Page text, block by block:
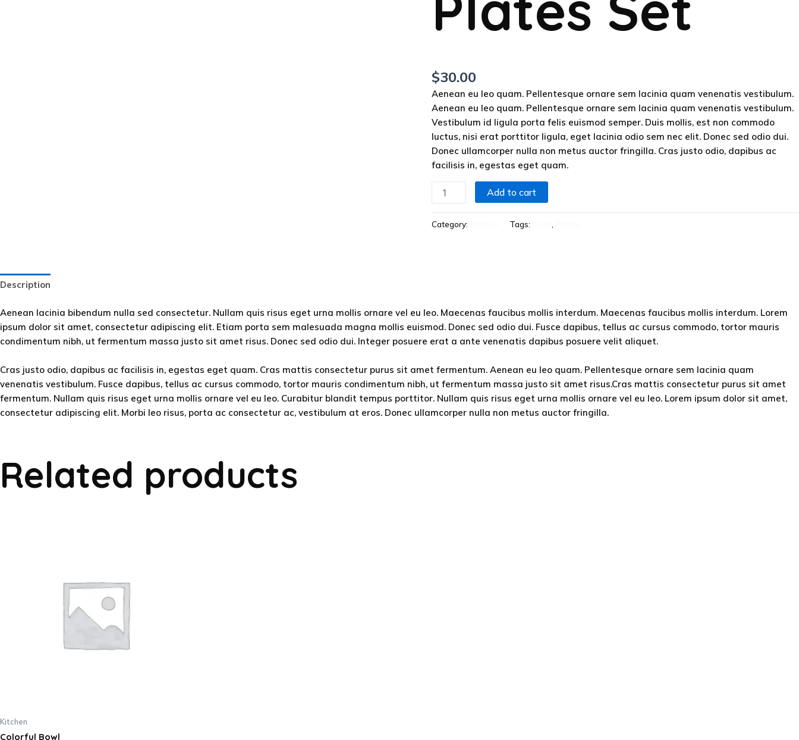
$30.00
Aenean eu leo quam. Pellentesque ornare sem lacinia quam venenatis vestibulum.
Aenean eu leo quam. Pellentesque ornare sem lacinia quam venenatis vestibulum.
Vestibulum id ligula porta felis euismod semper. Duis mollis, est non commodo
luctus, nisi erat porttitor ligula, eget lacinia odio sem nec elit. Donec sed odio dui.
Donec ullamcorper nulla non metus auctor fringilla. Cras justo odio, dapibus ac
facilisis in, egestas eget quam.
Add to cart
Category: Tags:
Description
Aenean lacinia bibendum nulla sed consectetur. Nullam quis risus eget urna mollis ornare vel eu leo. Maecenas faucibus mollis interdum. Maecenas faucibus mollis interdum. Lorem
ipsum dolor sit amet, consectetur adipiscing elit. Etiam porta sem malesuada magna mollis euismod. Donec sed odio dui. Fusce dapibus, tellus ac cursus commodo, tortor mauris
condimentum nibh, ut fermentum massa justo sit amet risus. Donec sed odio dui. Integer posuere erat a ante venenatis dapibus posuere velit aliquet.
Cras justo odio, dapibus ac facilisis in, egestas eget quam. Cras mattis consectetur purus sit amet fermentum. Aenean eu leo quam. Pellentesque ornare sem lacinia quam
venenatis vestibulum. Fusce dapibus, tellus ac cursus commodo, tortor mauris condimentum nibh, ut fermentum massa justo sit amet risus.Cras mattis consectetur purus sit amet
fermentum. Nullam quis risus eget urna mollis ornare vel eu leo. Curabitur blandit tempus porttitor. Nullam quis risus eget urna mollis ornare vel eu leo. Lorem ipsum dolor sit amet,
consectetur adipiscing elit. Morbi leo risus, porta ac consectetur ac, vestibulum at eros. Donec ullamcorper nulla non metus auctor fringilla.
Related products
Kitchen
Colorful Bowl